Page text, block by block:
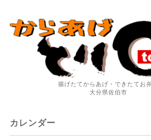
揚げたてからあげ・できたてお
大分県佐伯市
カレンダー